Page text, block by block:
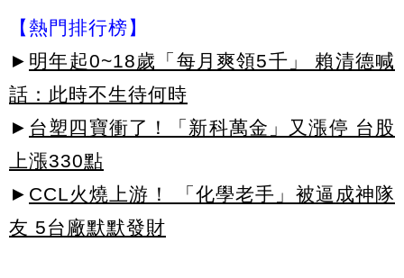
【熱門排行榜】
► 明年起0~18歲「每月爽領5千」 賴清德喊
話：此時不生待何時
► 台塑四寶衝了！「新科萬金」又漲停 台股
上漲330點
► CCL火燒上游！ 「化學老手」被逼成神隊
友 5台廠默默發財